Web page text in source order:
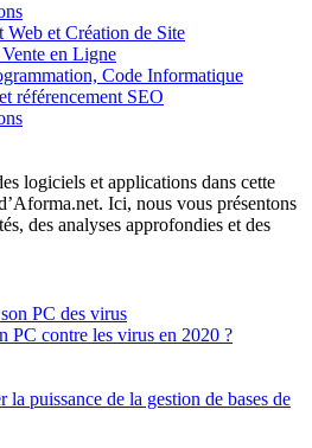
Web et Création de Site
en Ligne
Code Informatique
référencement SEO
logiciels et applications dans cette
Ici, nous vous présentons
des analyses approfondies et des
PC contre les virus en 2020 ?
puissance de la gestion de bases de